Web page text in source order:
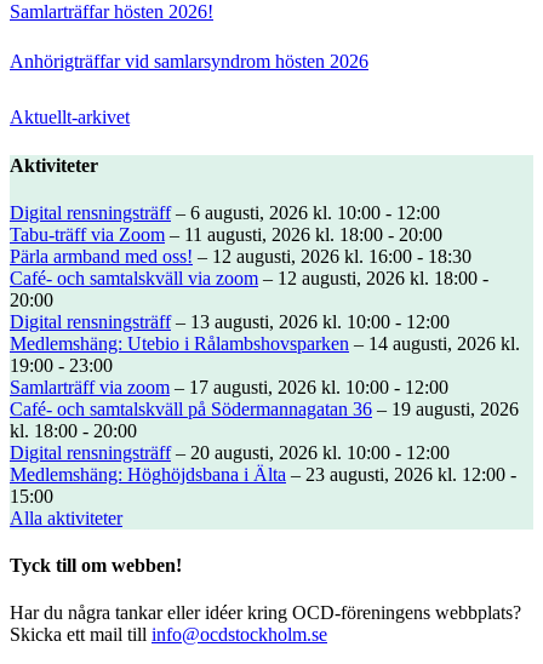
Samlarträffar hösten 2026!
Anhörigträffar vid samlarsyndrom hösten 2026
Aktuellt-arkivet
Aktiviteter
Digital rensningsträff– 6 augusti, 2026 kl. 10:00 - 12:00
Tabu-träff via Zoom – 11 augusti, 2026 kl. 18:00 - 20:00
Pärla armband med oss! – 12 augusti, 2026 kl. 16:00 - 18:30
Café- och samtalskväll via zoom – 12 augusti, 2026 kl. 18:00 -
20:00
Digital rensningsträff– 13 augusti, 2026 kl. 10:00 - 12:00
Medlemshäng: Utebio i Rålambshovsparken – 14 augusti, 2026 kl.
19:00 - 23:00
Samlarträff via zoom – 17 augusti, 2026 kl. 10:00 - 12:00
Café- och samtalskväll på Södermannagatan 36 – 19 augusti, 2026
kl. 18:00 - 20:00
Digital rensningsträff– 20 augusti, 2026 kl. 10:00 - 12:00
Medlemshäng: Höghöjdsbana i Älta – 23 augusti, 2026 kl. 12:00 -
15:00
Alla aktiviteter
Tyck till om webben!
Har du några tankar eller idéer kring OCD-föreningens webbplats?
Skicka ett mail till info@ocdstockholm.se